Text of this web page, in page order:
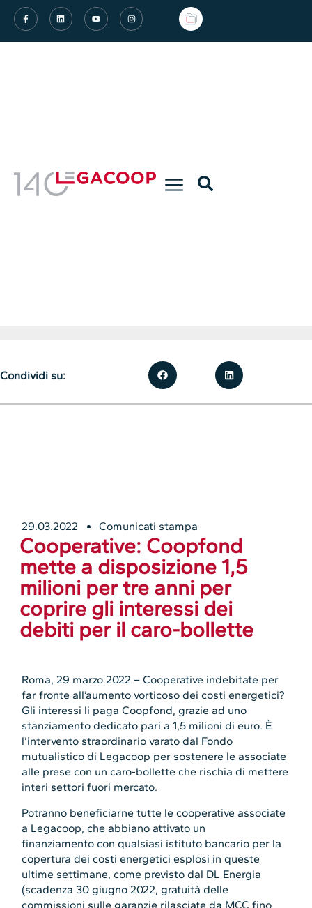
29.03.2022 Comunicati stampa
Cooperative: Coopfond
mette a disposizione 1,5
milioni per tre anni per
coprire gli interessi dei
debiti per il caro-bollette
Roma, 29 marzo 2022 – Cooperative indebitate per
far fronte all’aumento vorticoso dei costi energetici?
Gli interessi li paga Coopfond, grazie ad uno
stanziamento dedicato pari a 1,5 milioni di euro. È
l’intervento straordinario varato dal Fondo
mutualistico di Legacoop per sostenere le associate
alle prese con un caro-bollette che rischia di mettere
interi settori fuori mercato.
Potranno beneficiarne tutte le cooperative associate
a Legacoop, che abbiano attivato un
finanziamento con qualsiasi istituto bancario per la
copertura dei costi energetici esplosi in queste
ultime settimane, come previsto dal DL Energia
(scadenza 30 giugno 2022, gratuità delle
commissioni sulle garanzie rilasciate da MCC fino
Condividi su: